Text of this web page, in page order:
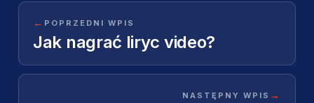
← POPRZEDNI WPIS
Jak nagrać liryc video?
NASTĘPNY WPIS →